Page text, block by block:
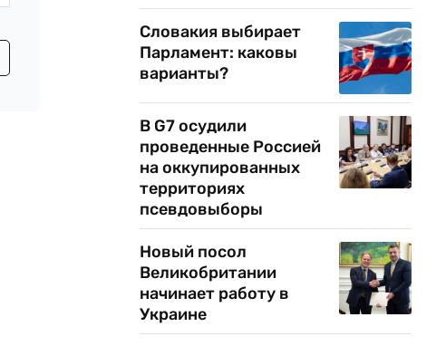
Словакия выбирает
Парламент: каковы
варианты?
В G7 осудили
проведенные Россией
на оккупированных
территориях
псевдовыборы
Новый посол
Великобритании
начинает работу в
Украине